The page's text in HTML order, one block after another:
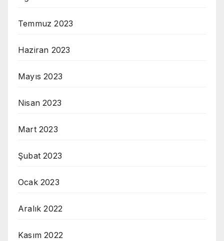
Temmuz 2023
Haziran 2023
Mayıs 2023
Nisan 2023
Mart 2023
Şubat 2023
Ocak 2023
Aralık 2022
Kasım 2022